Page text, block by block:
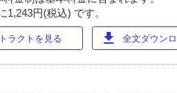
円(税込) です。
ラクトを見る download 全文ダウン